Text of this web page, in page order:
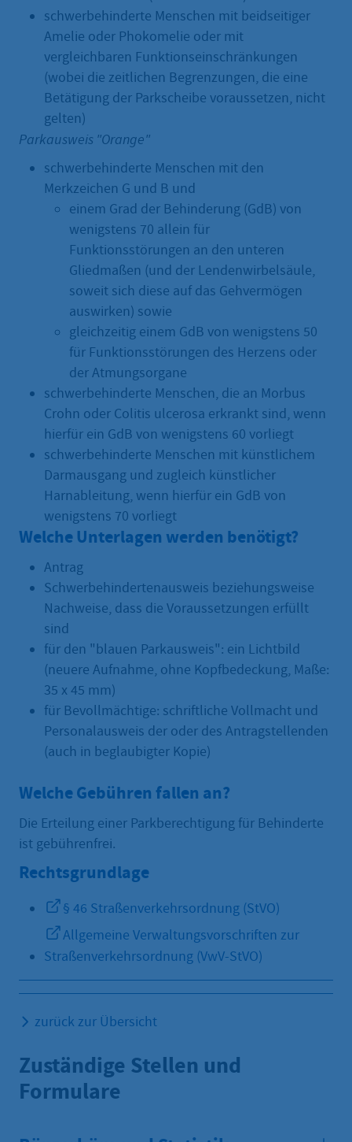
schwerbehinderte Menschen mit beidseitiger
Amelie oder Phokomelie oder mit
vergleichbaren Funktionseinschränkungen
(wobei die zeitlichen Begrenzungen, die eine
Betätigung der Parkscheibe voraussetzen, nicht
gelten)
Parkausweis "Orange"
schwerbehinderte Menschen mit den
Merkzeichen G und B und
einem Grad der Behinderung (GdB) von
wenigstens 70 allein für
Funktionsstörungen an den unteren
Gliedmaßen (und der Lendenwirbelsäule,
soweit sich diese auf das Gehvermögen
auswirken) sowie
gleichzeitig einem GdB von wenigstens 50
für Funktionsstörungen des Herzens oder
der Atmungsorgane
schwerbehinderte Menschen, die an Morbus
Crohn oder Colitis ulcerosa erkrankt sind, wenn
hierfür ein GdB von wenigstens 60 vorliegt
schwerbehinderte Menschen mit künstlichem
Darmausgang und zugleich künstlicher
Harnableitung, wenn hierfür ein GdB von
wenigstens 70 vorliegt
Welche Unterlagen werden benötigt?
Antrag
Schwerbehindertenausweis beziehungsweise
Nachweise, dass die Voraussetzungen erfüllt
sind
für den "blauen Parkausweis": ein Lichtbild
(neuere Aufnahme, ohne Kopfbedeckung, Maße:
35 x 45 mm)
für Bevollmächtige: schriftliche Vollmacht und
Personalausweis der oder des Antragstellenden
(auch in beglaubigter Kopie)
Welche Gebühren fallen an?
Die Erteilung einer Parkberechtigung für Behinderte
ist gebührenfrei.
Rechtsgrundlage
§ 46 Straßenverkehrsordnung (StVO)
Allgemeine Verwaltungsvorschriften zur
Straßenverkehrsordnung (VwV-StVO)
zurück zur Übersicht
Zuständige Stellen und
Formulare